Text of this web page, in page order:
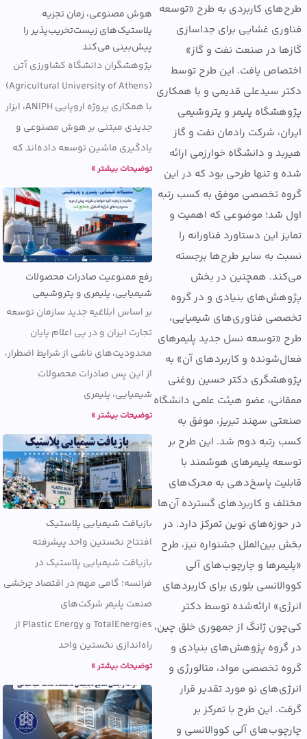
کاربردی به طرح «توسعه
غشایی برای جداسازی
در صنعت نفت و گاز»
یافت. این طرح توسط
سیدعلی قدیمی و با همکاری
پلیمر و پتروشیمی
شرکت رادمان نفت و گاز
و دانشگاه خوارزمی ارائه
تنها طرحی بود که در این
تخصصی موفق به کسب رتبه
شد؛ موضوعی که اهمیت و
این دستاورد فناورانه را
به سایر طرح‌ها برجسته
همچنین در بخش
بنیادی و در گروه
فناوری‌های شیمیایی،
نسل جدید پلیمرهای
و کاربردهای آن» به
دکتر حسین روغنی
عضو هیئت علمی دانشگاه
سهند تبریز، موفق به
دوم شد. این طرح بر
پلیمرهای هوشمند با
پاسخ‌دهی به محرک‌های
و کاربردهای گسترده آن‌ها
نوین تمرکز دارد. در
جشنواره نیز، طرح
و چارچوب‌های آلی
بلوری برای کاربردهای
ارائه‌شده توسط دکتر
ژانگ از جمهوری خلق چین،
پژوهش‌های بنیادی و
تخصصی مواد، متالورژی و
نو مورد تقدیر قرار
این طرح با تمرکز بر
آلی کووالانسی و
هوش مصنوعی، زمان تجزیه
پلاستیک‌های زیست‌تخریب‌پذیر را
پیش‌بینی می‌کند
پژوهشگران دانشگاه کشاورزی آتن
(Agricultural University of Athens)
با همکاری پروژه اروپایی ANIPH، ابزار
جدیدی مبتنی بر هوش مصنوعی و
یادگیری ماشین توسعه داده‌اند که
توضیحات بیشتر »
رفع ممنوعیت صادرات محصولات
شیمیایی، پلیمری و پتروشیمی
بر اساس ابلاغیه جدید سازمان توسعه
تجارت ایران و در پی اعلام پایان
محدودیت‌های ناشی از شرایط اضطرار،
از این پس صادرات محصولات
شیمیایی، پلیمری
توضیحات بیشتر »
بازیافت شیمیایی پلاستیک
افتتاح نخستین واحد پیشرفته
بازیافت شیمیایی پلاستیک در
فرانسه؛ گامی مهم در اقتصاد چرخشی
صنعت پلیمر شرکت‌های
TotalEnergies و Plastic Energy از
راه‌اندازی نخستین واحد
توضیحات بیشتر »